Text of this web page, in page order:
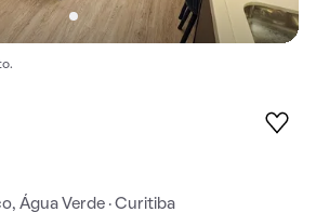
Água Verde · Curitiba